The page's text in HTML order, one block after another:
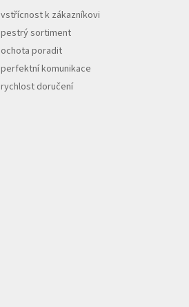
vstřícnost k zákazníkovi
pestrý sortiment
ochota poradit
perfektní komunikace
rychlost doručení